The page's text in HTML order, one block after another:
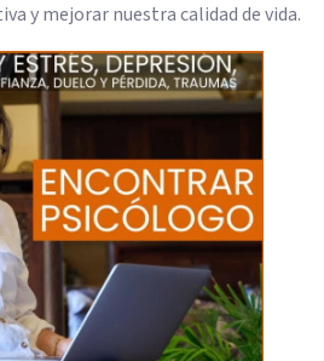
y mejorar nuestra calidad de vida.